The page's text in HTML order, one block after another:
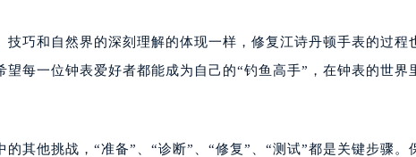
巧和自然界的深刻理解的体现一样，修复江诗丹顿手表的过程
每一位钟表爱好者都能成为自己的“钓鱼高手”，在钟表的世界
其他挑战，“准备”、“诊断”、“修复”、“测试”都是关键步骤。